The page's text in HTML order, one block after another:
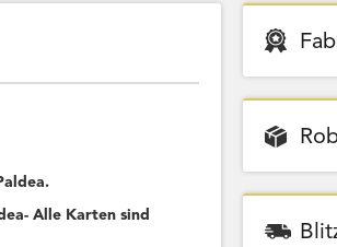
Alle Karten sind